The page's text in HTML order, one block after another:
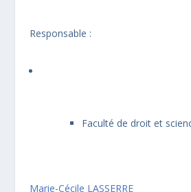
Responsable :
Faculté de droit et
Marie-Cécile LASSERRE